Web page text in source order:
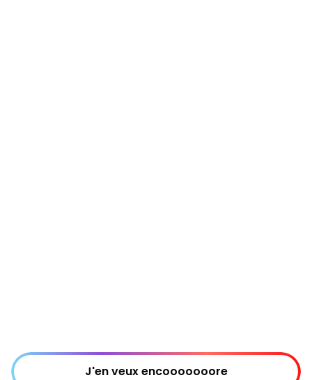
J'en veux encooooooore